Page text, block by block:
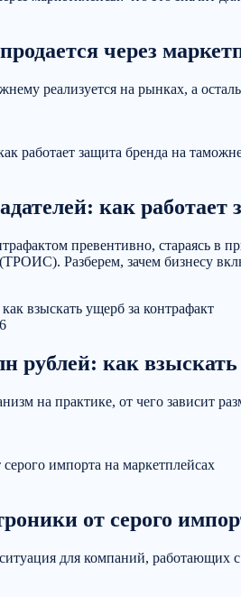
через
реализуется на рынках, а
как работает
превентивно, стараясь
Разберем, зачем бизнесу
рублей: как
на практике, от чего
от серого
для компаний,